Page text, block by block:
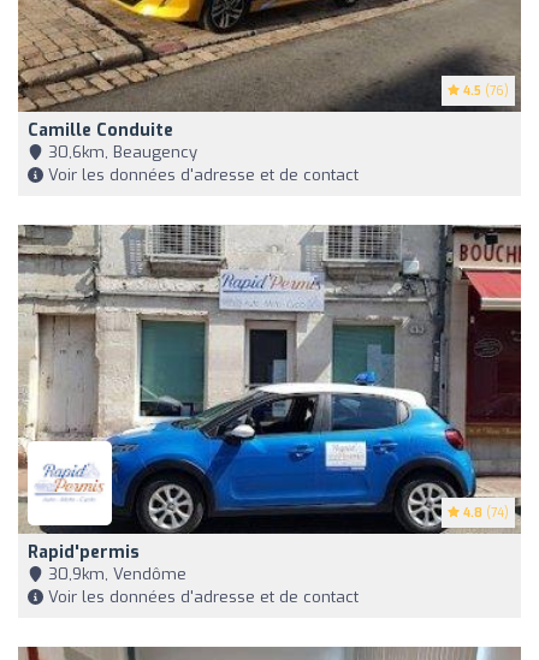
4.5 (76)
Camille Conduite
30,6km, Beaugency
Voir les données d'adresse et de contact
4.8 (74)
Rapid'permis
30,9km, Vendôme
Voir les données d'adresse et de contact